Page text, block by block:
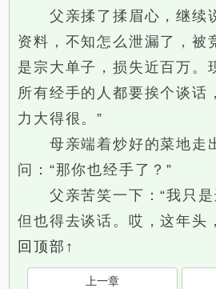
父亲揉了揉眉心，继续
资料，不知怎么泄漏了，被
是宗大单子，损失近百万。
所有经手的人都要挨个谈话
力大得很。”
母亲端着炒好的菜地走
问：“那你也经手了？”
父亲苦笑一下：“我只是
但也得去谈话。哎，这年头
回顶部↑
上一章